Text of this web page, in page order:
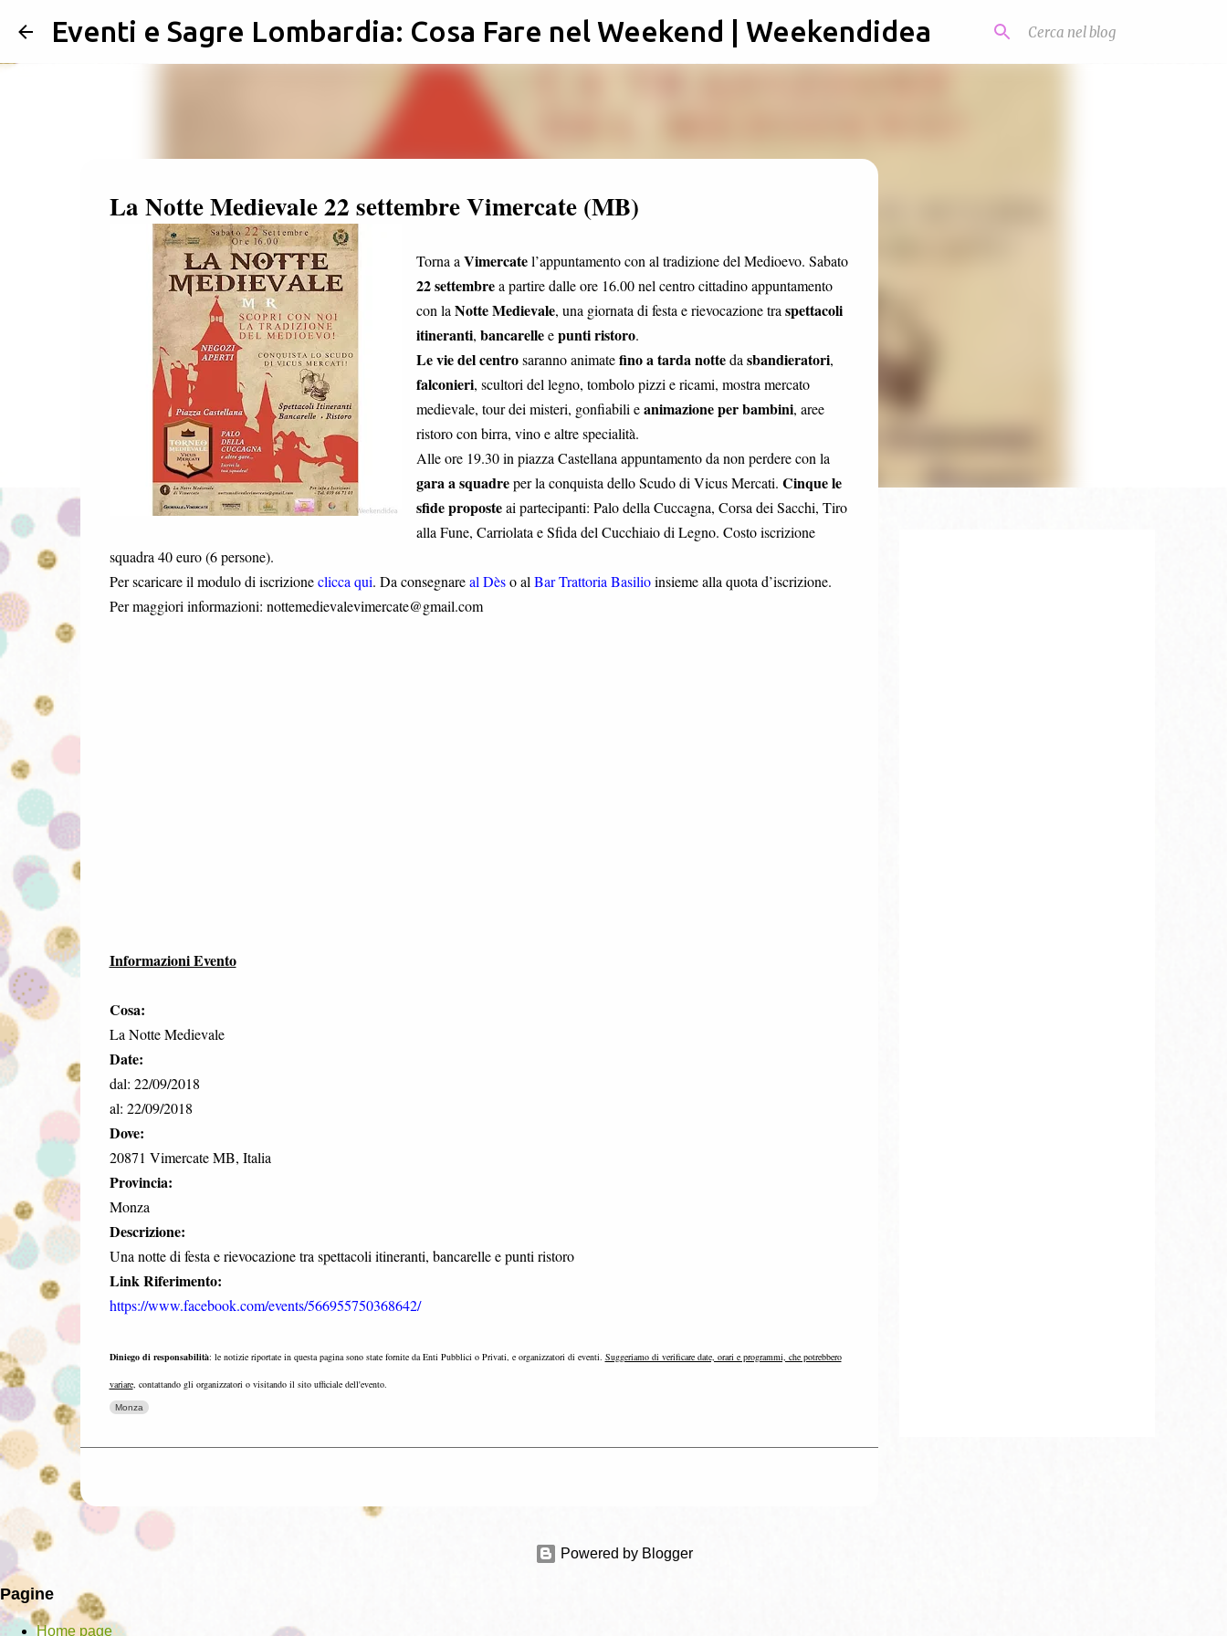
Passa ai contenuti principali
Eventi e Sagre Lombardia: Cosa Fare nel Weekend | Weekendidea
La Notte Medievale 22 settembre Vimercate (MB)
Torna a Vimercatel’appuntamento con al tradizione del Medioevo. Sabato
22 settembrea partire dalle ore 16.00 nel centro cittadino appuntamento
con la Notte Medievale, una giornata di festa e rievocazione tra spettacoli
itineranti, bancarelleepunti ristoro.
Le vie del centrosaranno animatefino a tarda notteda sbandieratori,
falconieri, scultori del legno, tombolo pizzi e ricami, mostra mercato
medievale, tour dei misteri, gonfiabili eanimazione per bambini, aree
ristoro con birra, vino e altre specialità.
Alle ore 19.30 in piazza Castellana appuntamento da non perdere con la
gara a squadreper la conquista dello Scudo di Vicus Mercati. Cinque le
sfide proposteai partecipanti: Palo della Cuccagna, Corsa dei Sacchi, Tiro
alla Fune, Carriolata e Sfida del Cucchiaio di Legno. Costo iscrizione
squadra 40 euro (6 persone).
Per scaricare il modulo di iscrizioneclicca qui. Da consegnareal Dèso al Bar Trattoria Basilioinsieme alla quota d’iscrizione.
Per maggiori informazioni: nottemedievalevimercate@gmail.com
Informazioni Evento
Cosa:
La Notte Medievale
Date:
dal: 22/09/2018
al: 22/09/2018
Dove:
20871 Vimercate MB, Italia
Provincia:
Monza
Descrizione:
Una notte di festa e rievocazione tra spettacoli itineranti, bancarelle e punti ristoro
Link Riferimento:
https://www.facebook.com/events/566955750368642/
Diniego di responsabilità: le notizie riportate in questa pagina sono state fornite da Enti Pubblici o Privati, e organizzatori di eventi. Suggeriamo di verificare date, orari e programmi, che potrebbero
variare, contattando gli organizzatori o visitando il sito ufficiale dell'evento.
Monza
Powered by Blogger
Pagine
Home page